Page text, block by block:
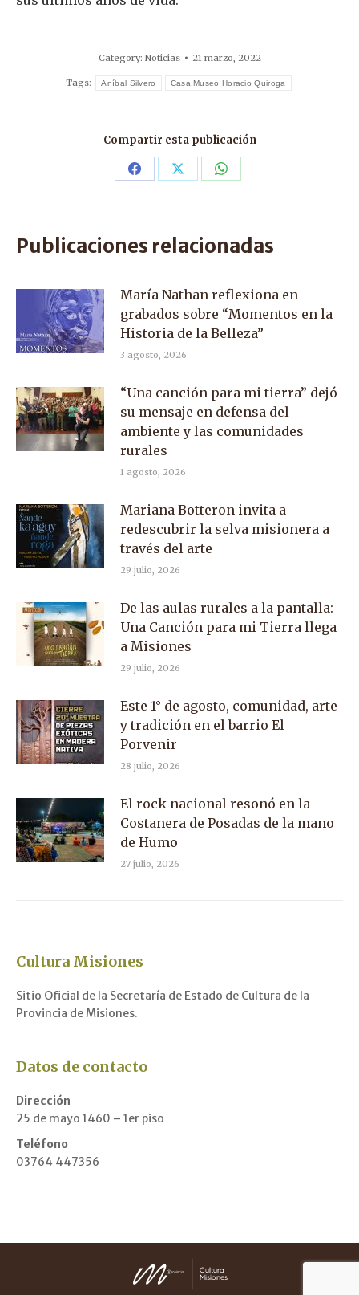
Category: Noticias 21 marzo, 2022
Tags: Aníbal Silvero Casa Museo Horacio Quiroga
Compartir esta publicación
Share Share Share
Publicaciones relacionadas
María Nathan reflexiona en
grabados sobre “Momentos en la
Historia de la Belleza”
3 agosto, 2026
“Una canción para mi tierra” dejó
su mensaje en defensa del
ambiente y las comunidades
rurales
1 agosto, 2026
Mariana Botteron invita a
redescubrir la selva misionera a
través del arte
29 julio, 2026
De las aulas rurales a la pantalla:
Una Canción para mi Tierra llega
a Misiones
29 julio, 2026
Este 1° de agosto, comunidad, arte
y tradición en el barrio El
Porvenir
28 julio, 2026
El rock nacional resonó en la
Costanera de Posadas de la mano
de Humo
27 julio, 2026
Cultura Misiones
Sitio Oficial de la Secretaría de Estado de Cultura de la
Provincia de Misiones.
Datos de contacto
Dirección
25 de mayo 1460 – 1er piso
Teléfono
03764 447356